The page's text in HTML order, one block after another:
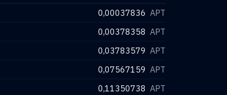
0,00037836 APT
0,00378358 APT
0,03783579 APT
0,07567159 APT
0,11350738 APT